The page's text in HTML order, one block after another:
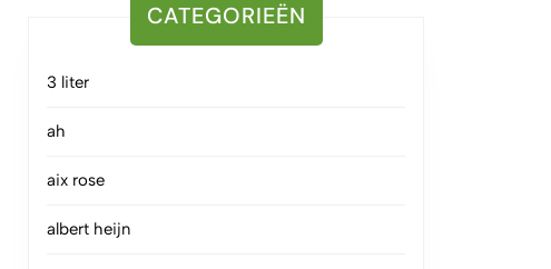
CATEGORIEËN
3 liter
ah
aix rose
albert heijn